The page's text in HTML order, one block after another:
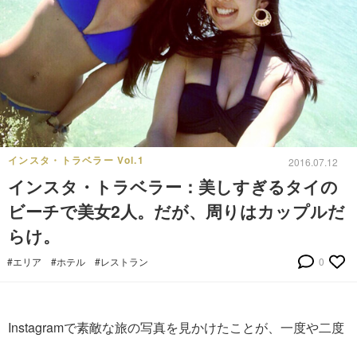
インスタ・トラベラー Vol.1 2016.07.12
インスタ・トラベラー：美しすぎるタイの
ビーチで美女2人。だが、周りはカップルだ
らけ。
#エリア #ホテル #レストラン 0
Instagramで素敵な旅の写真を見かけたことが、一度や二度